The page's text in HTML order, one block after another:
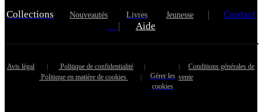
Collections Nouveautés Livres Jeunesse |
Contact
|
Aide
Avis légal | Politique de confidentialité
|
Politique en matière de cookies
|
Gérer les
cookies
| Conditions générales de
vente